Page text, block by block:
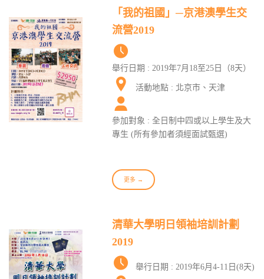
「我的祖國」─京港澳學生交
流營2019
舉行日期 : 2019年7月18至25日（8天）
活動地點 : 北京市、天津
參加對象 : 全日制中四或以上學生及大
專生 (所有參加者須經面試甄選)
更多 →
清華大學明日領袖培訓計劃
2019
舉行日期 : 2019年6月4-11日(8天)